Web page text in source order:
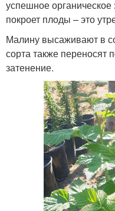
успешное
покроет плоды – это
Малину высаживают в
сорта также переносят
затенение.